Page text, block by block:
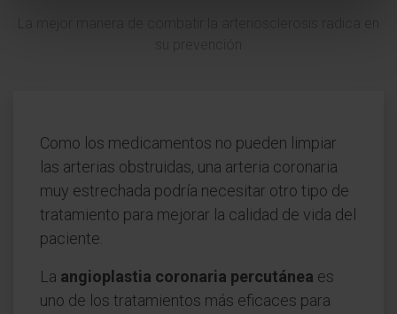
Como los medicamentos no pueden limpiar
las arterias obstruidas, una arteria coronaria
muy estrechada podría necesitar otro tipo de
tratamiento para mejorar la calidad de vida del
paciente.
La angioplastia coronaria percutánea es
uno de los tratamientos más eficaces para